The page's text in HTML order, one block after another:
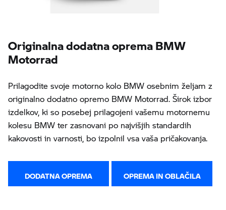
Originalna dodatna oprema BMW
Motorrad
Prilagodite svoje motorno kolo BMW osebnim željam z
originalno dodatno opremo BMW Motorrad. Širok izbor
izdelkov, ki so posebej prilagojeni vašemu motornemu
kolesu BMW ter zasnovani po najvišjih standardih
kakovosti in varnosti, bo izpolnil vsa vaša pričakovanja.
DODATNA OPREMA OPREMA IN OBLAČILA